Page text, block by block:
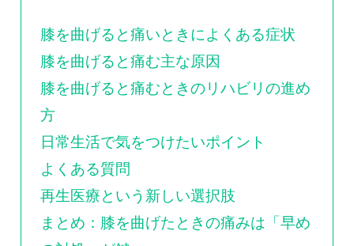
膝を曲げると痛いときによくある症状
膝を曲げると痛む主な原因
膝を曲げると痛むときのリハビリの進め
方
日常生活で気をつけたいポイント
よくある質問
再生医療という新しい選択肢
まとめ：膝を曲げたときの痛みは「早め